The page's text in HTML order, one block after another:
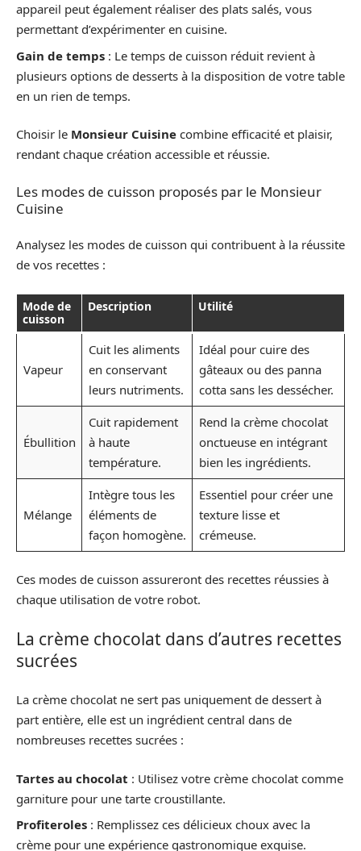
appareil peut également réaliser des plats salés, vous
permettant d’expérimenter en cuisine.
Gain de temps : Le temps de cuisson réduit revient à
plusieurs options de desserts à la disposition de votre table
en un rien de temps.
Choisir le Monsieur Cuisine combine efficacité et plaisir,
rendant chaque création accessible et réussie.
Les modes de cuisson proposés par le Monsieur
Cuisine
Analysez les modes de cuisson qui contribuent à la réussite
de vos recettes :
Mode de
cuisson
Description Utilité
Vapeur
Cuit les aliments
en conservant
leurs nutriments.
Idéal pour cuire des
gâteaux ou des panna
cotta sans les dessécher.
Ébullition
Cuit rapidement
à haute
température.
Rend la crème chocolat
onctueuse en intégrant
bien les ingrédients.
Mélange
Intègre tous les
éléments de
façon homogène.
Essentiel pour créer une
texture lisse et
crémeuse.
Ces modes de cuisson assureront des recettes réussies à
chaque utilisation de votre robot.
La crème chocolat dans d’autres recettes
sucrées
La crème chocolat ne sert pas uniquement de dessert à
part entière, elle est un ingrédient central dans de
nombreuses recettes sucrées :
Tartes au chocolat : Utilisez votre crème chocolat comme
garniture pour une tarte croustillante.
Profiteroles : Remplissez ces délicieux choux avec la
crème pour une expérience gastronomique exquise.